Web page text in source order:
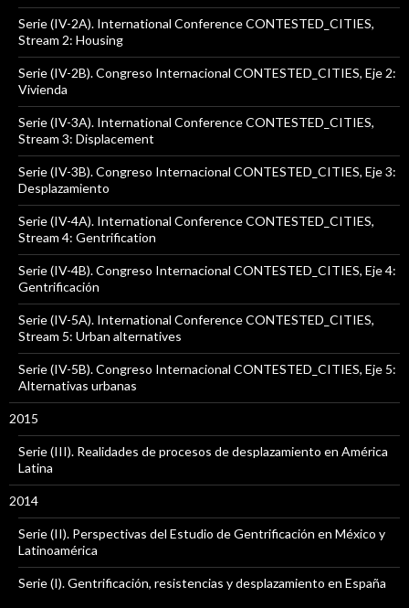
Serie (IV-2A). International Conference CONTESTED_CITIES,
Stream 2: Housing
Serie (IV-2B). Congreso Internacional CONTESTED_CITIES, Eje 2:
Vivienda
Serie (IV-3A). International Conference CONTESTED_CITIES,
Stream 3: Displacement
Serie (IV-3B). Congreso Internacional CONTESTED_CITIES, Eje 3:
Desplazamiento
Serie (IV-4A). International Conference CONTESTED_CITIES,
Stream 4: Gentrification
Serie (IV-4B). Congreso Internacional CONTESTED_CITIES, Eje 4:
Gentrificación
Serie (IV-5A). International Conference CONTESTED_CITIES,
Stream 5: Urban alternatives
Serie (IV-5B). Congreso Internacional CONTESTED_CITIES, Eje 5:
Alternativas urbanas
2015
Serie (III). Realidades de procesos de desplazamiento en América
Latina
2014
Serie (II). Perspectivas del Estudio de Gentrificación en México y
Latinoamérica
Serie (I). Gentrificación, resistencias y desplazamiento en España